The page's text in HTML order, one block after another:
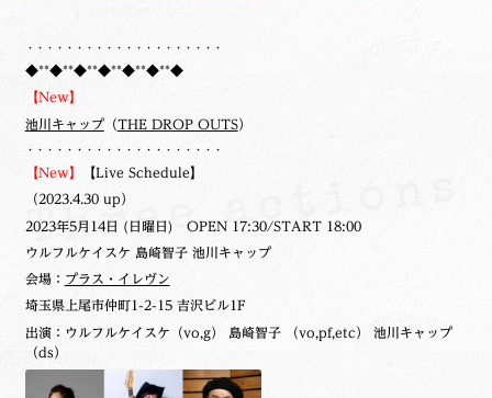
・・・・・・・・・・・・・・・・・・・・
◆**◆**◆**◆**◆**◆**◆
【New】
池川キャップ（THE DROP OUTS）
・・・・・・・・・・・・・・・・・・・・
【New】 【Live Schedule】
（2023.4.30 up）
2023年5月14日 (日曜日) OPEN 17:30/START 18:00
ウルフルケイスケ 島崎智子 池川キャップ
会場： プラス・イレヴン
埼玉県上尾市仲町1-2-15 吉沢ビル1F
出演：ウルフルケイスケ（vo,g） 島崎智子 （vo,pf,etc） 池川キャップ
（ds）